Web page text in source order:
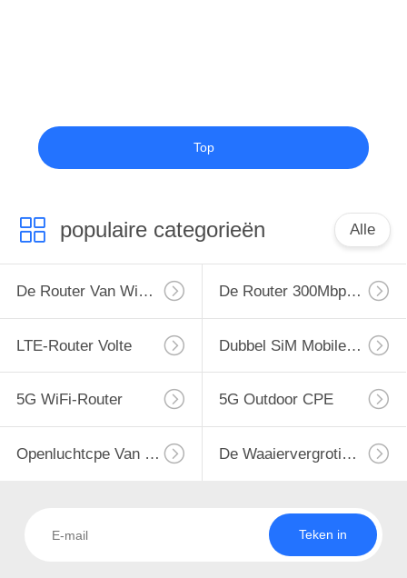
Top
populaire categorieën Alle
De Router Van WiFi LTE De Router 300Mbps Van 4G LTE
LTE-Router Volte Dubbel SiM Mobile Router
5G WiFi-Router 5G Outdoor CPE
Openluchtcpe Van 4G LTE Router De Waaiervergroting Van USB WiFi
Teken in